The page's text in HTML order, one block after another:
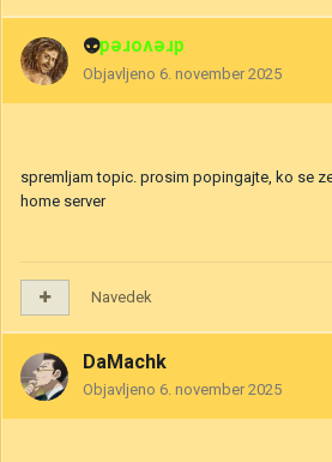
👽drevored
Objavljeno 6. november 2025
spremljam topic. prosim popingajte, ko se
home server
Navedek
DaMachk
Objavljeno 6. november 2025